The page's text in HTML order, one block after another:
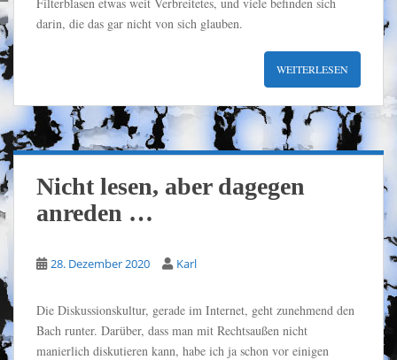
darin, die das gar nicht von sich glauben.
WEITERLESEN
Nicht lesen, aber dagegen
anreden …
28. Dezember 2020 Karl
Die Diskussionskultur, gerade im Internet, geht zunehmend den
Bach runter. Darüber, dass man mit Rechtsaußen nicht
manierlich diskutieren kann, habe ich ja schon vor einigen